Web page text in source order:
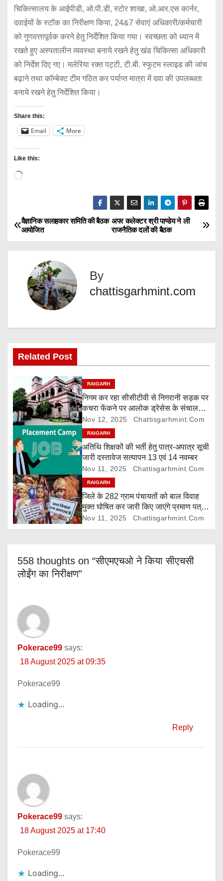
चिकित्सालय के आईपीडी, ओ.पी.डी, स्टोर शाखा, ओ.आर.एस कार्नर,
दवाईयों के स्टॉक का निरीक्षण किया, 24&7 सेवाएं अधिकारी/कर्मचारी
को गुणवत्तापूर्वक करने हेतु निर्देशित किया गया। स्वच्छता को ध्यान में
रखते हुए अस्पतालीन व्यवस्था बनाये रखने हेतु खंड चिकित्सा अधिकारी
को निर्देश दिए गए। मलेरिया रक्त पट्टी, टी.बी. स्फुटम स्लाइड की जांच
बढ़ाने तथा कॉम्बेक्ट टीम गठित कर पर्याप्त मात्रा में दवा की उपलब्धता
बनाये रखने हेतु निर्देशित किया।
Share this:
Email More
Like this:
L
d
i
P
o
a
v
g
a
t
i
o
n
अपर कलेक्टर श्री पाण्डेय ने ली
राजनैतिक दलों की बैठक
वैज्ञानिक सलाहकार समिति की बैठक
आयोजित
By
chattisgarhmint.com
Related Post
RAIGARH
निगम कर रहा सीसीटीवी से निगरानी सड़क पर
कचरा फेंकने पर आलोक ड्रेसेस के संचालक
पर 5000 रुपए जुर्माना
Nov 12, 2025 Chattisgarhmint.com
RAIGARH
अतिथि शिक्षकों की भर्ती हेतु पात्र-अपात्र सूची
जारी दस्तावेज सत्यापन 13 एवं 14 नवम्बर
Nov 11, 2025 Chattisgarhmint.com
RAIGARH
जिले के 282 ग्राम पंचायतों को बाल विवाह
मुक्त घोषित कर जारी किए जाएंगे प्रमाण पत्र,
दावा-आपत्ति 24 नवम्बर तक
Nov 11, 2025 Chattisgarhmint.com
558 thoughts on “सीएमएचओ ने किया सीएचसी
लोईंग का निरीक्षण”
Pokerace99 says:
18 August 2025 at 09:35
Pokerace99
Loading...
Reply
Pokerace99 says:
18 August 2025 at 17:40
Pokerace99
Loading...